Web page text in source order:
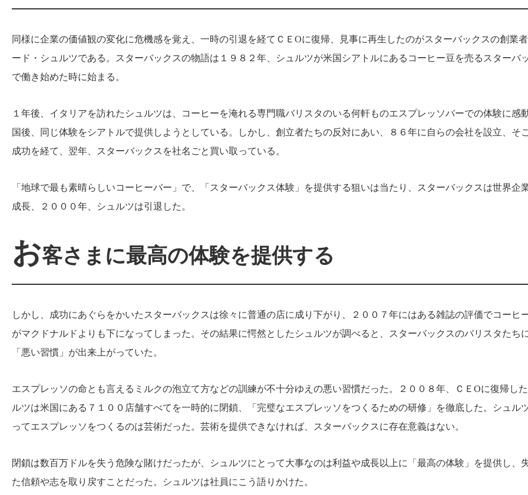
同様に企業の価値観の変化に危機感を覚え、一時の引退を経てＣＥОに復帰、見事に再生したのがスターバックスの創業
ード・シュルツである。スターバックスの物語は１９８２年、シュルツが米国シアトルにあるコーヒー豆を売るスターバ
で働き始めた時に始まる。
１年後、イタリアを訪れたシュルツは、コーヒーを淹れる専門職バリスタのいる何軒ものエスプレッソバーでの体験に感
国後、同じ体験をシアトルで提供しようとしている。しかし、創立者たちの反対にあい、８６年に自らの会社を設立、そ
成功を経て、翌年、スターバックスを社名ごと買い取っている。
「地球で最も素晴らしいコーヒーバー」で、「スターバックス体験」を提供する狙いは当たり、スターバックスは世界企
成長、２０００年、シュルツは引退した。
お客さまに最高の体験を提供する
しかし、成功にあぐらをかいたスターバックスは徐々に普通の店に成り下がり、２００７年にはある雑誌の評価でコーヒ
がマクドナルドよりも下になってしまった。その結果に愕然としたシュルツが調べると、スターバックスのバリスタたち
「悪い習慣」が出来上がっていた。
エスプレッソの命とも言えるミルクの泡立て方などの訓練が不十分ゆえの悪い習慣だった。２００８年、ＣＥОに復帰した
ルツは米国にある７１００店舗すべてを一時的に閉鎖、「完璧なエスプレッソをつくるための研修」を徹底した。シュル
ってエスプレッソをつくるのは芸術だった。芸術を提供できなければ、スターバックスに存在意義はない。
閉鎖は数百万ドルを失う危険な賭けだったが、シュルツにとって大事なのは利益や成長以上に「最高の体験」を提供し、
た信頼や志を取り戻すことだった。シュルツは社員にこう語りかけた。